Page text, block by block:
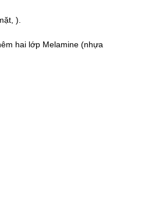
).
hai lớp Melamine (nhựa